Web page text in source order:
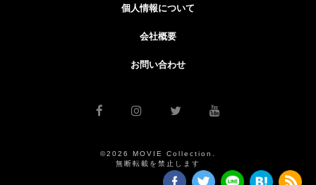
個人情報について
会社概要
お問い合わせ
©2026 MOVIE Collection.
無断転載を禁止します